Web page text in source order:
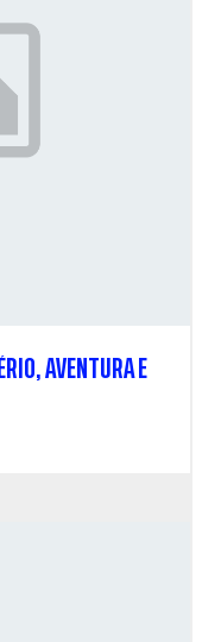
AVENTURA E